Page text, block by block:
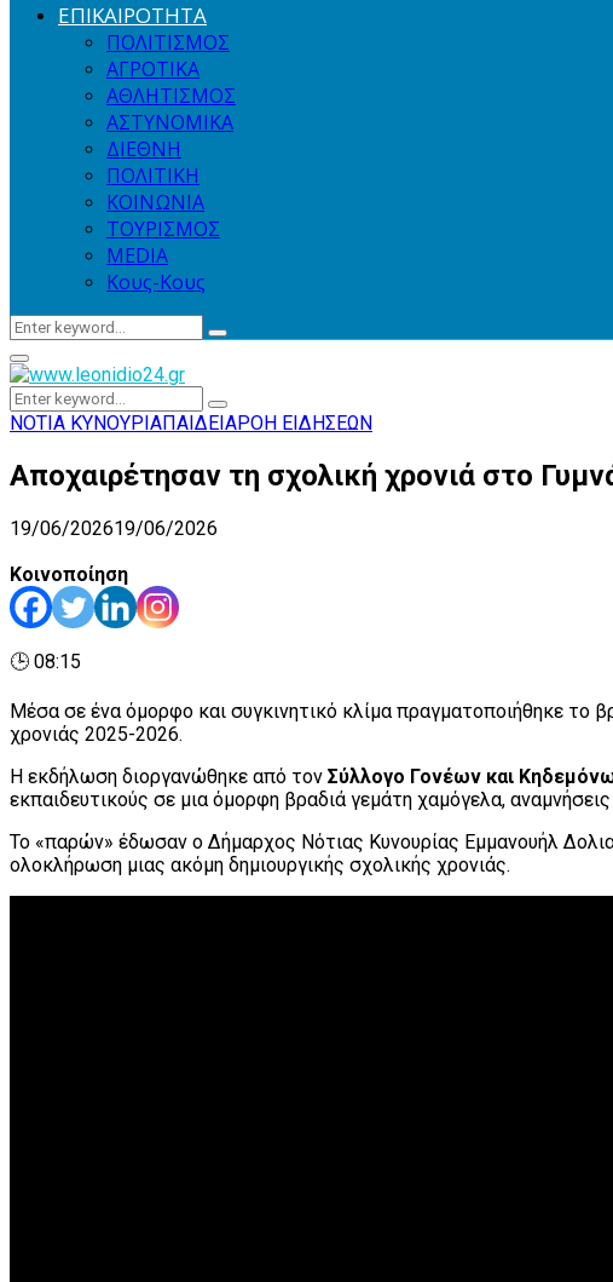
ΕΠΙΚΑΙΡΟΤΗΤΑ
ΠΟΛΙΤΙΣΜΟΣ
ΑΓΡΟΤΙΚΑ
ΑΘΛΗΤΙΣΜΟΣ
ΑΣΤΥΝΟΜΙΚΑ
ΔΙΕΘΝΗ
ΠΟΛΙΤΙΚΗ
ΚΟΙΝΩΝΙΑ
ΤΟΥΡΙΣΜΟΣ
MEDIA
Κους-Κους
Search
Search
Primary
Menu
Search
for:
Search
ΝΟΤΙΑ ΚΥΝΟΥΡΙΑΠΑΙΔΕΙΑΡΟΗ ΕΙΔΗΣΕΩΝ
Αποχαιρέτησαν τη σχολική χρονιά στο
19/06/202619/06/2026
Κοινοποίηση
🕒 08:15
Μέσα σε ένα όμορφο και συγκινητικό κλίμα πραγματοποιήθηκε το
χρονιάς 2025-2026.
Η εκδήλωση διοργανώθηκε από τον Σύλλογο Γονέων και
εκπαιδευτικούς σε μια όμορφη βραδιά γεμάτη χαμόγελα, αναμνήσεις
Το «παρών» έδωσαν ο Δήμαρχος Νότιας Κυνουρίας Εμμανουήλ
ολοκλήρωση μιας ακόμη δημιουργικής σχολικής χρονιάς.